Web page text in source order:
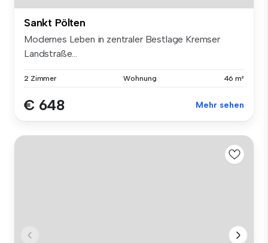
Sankt Pölten
Modernes Leben in zentraler Bestlage Kremser
Landstraße...
2 Zimmer Wohnung 46 m²
€ 648 Mehr sehen